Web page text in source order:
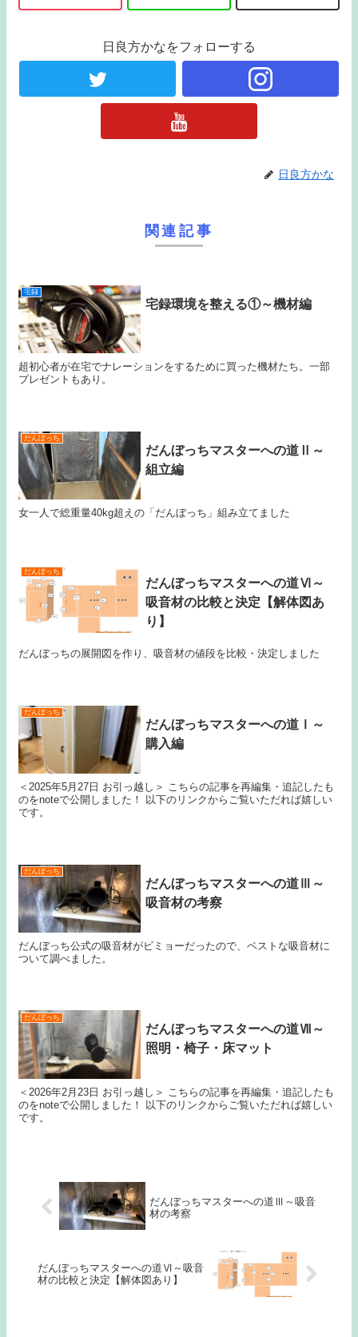
日良方かなをフォローする
日良方かな
関連記事
宅録
宅録環境を整える①～機材編
超初心者が在宅でナレーションをするために買った機材たち。一部
プレゼントもあり。
だんぼっち
だんぼっちマスターへの道Ⅱ～
組立編
女一人で総重量40kg超えの「だんぼっち」組み立てました
だんぼっち
だんぼっちマスターへの道Ⅵ～
吸音材の比較と決定【解体図あ
り】
だんぼっちの展開図を作り、吸音材の値段を比較・決定しました
だんぼっち
だんぼっちマスターへの道Ⅰ～
購入編
＜2025年5月27日 お引っ越し＞ こちらの記事を再編集・追記したも
のをnoteで公開しました！ 以下のリンクからご覧いただれば嬉しい
です。
だんぼっち
だんぼっちマスターへの道Ⅲ～
吸音材の考察
だんぼっち公式の吸音材がビミョーだったので、ベストな吸音材に
ついて調べました。
だんぼっち
だんぼっちマスターへの道Ⅶ～
照明・椅子・床マット
＜2026年2月23日 お引っ越し＞ こちらの記事を再編集・追記したも
のをnoteで公開しました！ 以下のリンクからご覧いただれば嬉しい
です。
だんぼっちマスターへの道Ⅲ～吸音
材の考察
だんぼっちマスターへの道Ⅵ～吸音
材の比較と決定【解体図あり】